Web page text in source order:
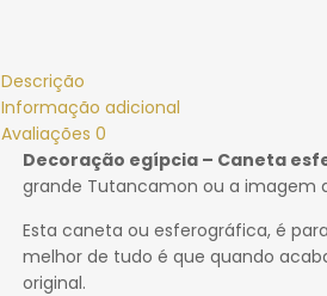
Descrição
Informação adicional
Avaliações 0
Decoração egípcia – Caneta
grande Tutancamon ou a imagem
Esta caneta ou esferográfica, é
melhor de tudo é que quando
original.